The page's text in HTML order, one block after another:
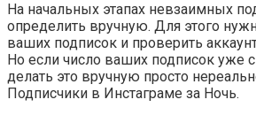
На начальных этапах невзаимных
определить вручную. Для этого
ваших подписок и проверить
Но если число ваших подписок уже
делать это вручную просто
Подписчики в Инстаграме за Ночь.